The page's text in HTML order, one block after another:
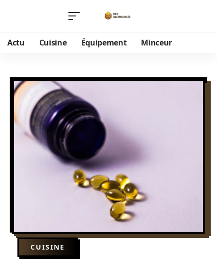
Actu Cuisine Équipement Minceur
CUISINE